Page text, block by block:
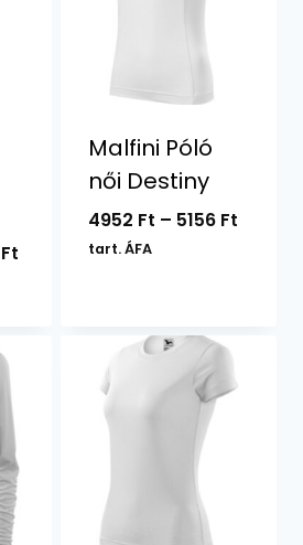
FtÁrtartomány:
Malfini Póló
női Destiny
4952 Ft – 5156 Ft
tart. ÁFA